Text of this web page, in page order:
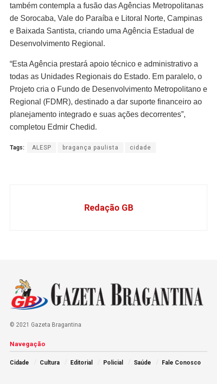
também contempla a fusão das Agências Metropolitanas
de Sorocaba, Vale do Paraíba e Litoral Norte, Campinas
e Baixada Santista, criando uma Agência Estadual de
Desenvolvimento Regional.
“Esta Agência prestará apoio técnico e administrativo a
todas as Unidades Regionais do Estado. Em paralelo, o
Projeto cria o Fundo de Desenvolvimento Metropolitano e
Regional (FDMR), destinado a dar suporte financeiro ao
planejamento integrado e suas ações decorrentes”,
completou Edmir Chedid.
Tags: ALESP bragança paulista cidade
Redação GB
© 2021 Gazeta Bragantina
Navegação
Cidade Cultura Editorial Policial Saúde Fale Conosco